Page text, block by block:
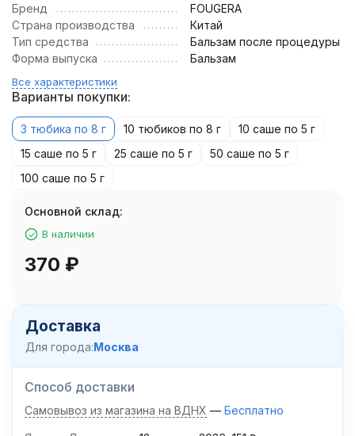
Бренд
FOUGERA
Страна производства
Китай
Тип средства
Бальзам после процедуры
Форма выпуска
Бальзам
Все характеристики
Варианты покупки:
3 тюбика по 8 г 10 тюбиков по 8 г
10 саше по 5 г
15 саше по 5 г
25 саше по 5 г
50 саше по 5 г
100 саше по 5 г
Основной склад:
В наличии
370 ₽
Доставка
Для города:Москва
Способ доставки
Самовывоз из магазина на ВДНХ Бесплатно